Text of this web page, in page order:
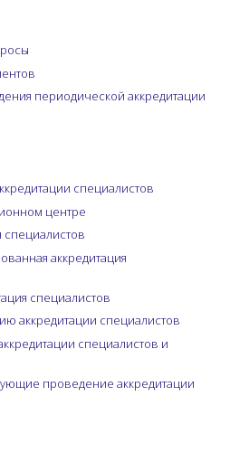
периодической аккредитации
специалистов
центре
специалистов
аккредитация
специалистов
аккредитации специалистов
специалистов и
проведение аккредитации